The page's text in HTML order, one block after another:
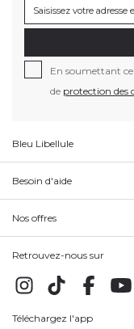
Abonnez-vous à
En soumettant ce